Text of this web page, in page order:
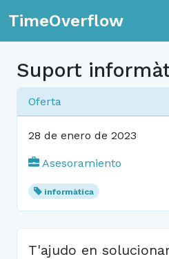
TimeOverflow
Suport
Oferta
28 de enero de 2023
Asesoramiento
informàtica
T'ajudo en